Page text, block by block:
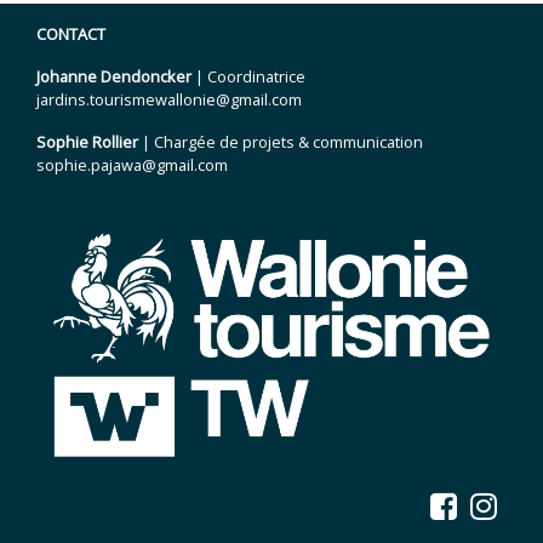
CONTACT
Johanne Dendoncker| Coordinatrice
jardins.tourismewallonie@gmail.com
Sophie Rollier| Chargée de projets & communication
sophie.pajawa@gmail.com